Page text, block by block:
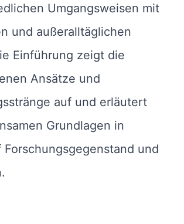
Umgangsweisen mit
und außeralltäglichen
Einführung zeigt die
Ansätze und
auf und erläutert
Grundlagen in
Forschungsgegenstand und